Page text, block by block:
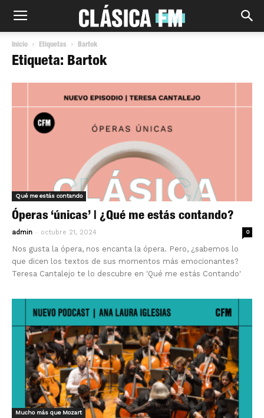
Inicio Etiquetas Bartok
Etiqueta: Bartok
Qué me estás contando
Óperas ‘únicas’ | ¿Qué me estás contando?
admin - octubre 21, 2024 0
Nos gusta la ópera, nos encanta la ópera. Pero, ¿sabemos lo
que dicen los textos de sus momentos más emocionantes?
Teresa Cantalejo te lo descubre en 'Qué me estás Contando'
Mucho más que Mozart